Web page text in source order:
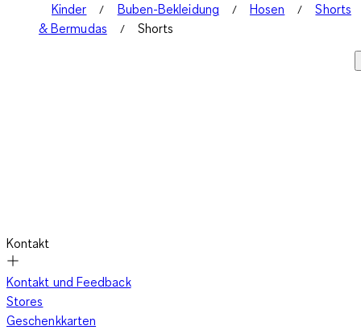
Kinder Buben-Bekleidung Hosen
Shorts
& Bermudas
Shorts
Kontakt
Kontakt und Feedback
Stores
Geschenkkarten